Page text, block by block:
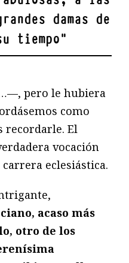
damas de
tiempo"
pero le hubiera
como
recordarle. El
vocación
eclesiástica.
acaso más
otro de los